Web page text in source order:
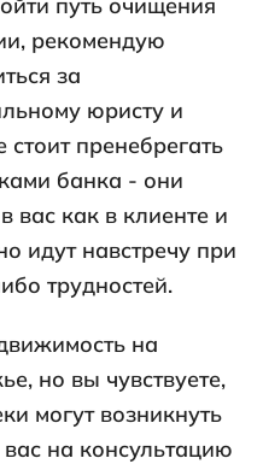
рекомендую
за
юристу и
пренебрегать
банка - они
вас как в клиенте и
идут навстречу при
трудностей.
на
но вы чувствуете,
могут возникнуть
на консультацию